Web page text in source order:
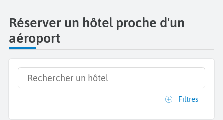
Réserver un hôtel proche d'un
aéroport
Filtres